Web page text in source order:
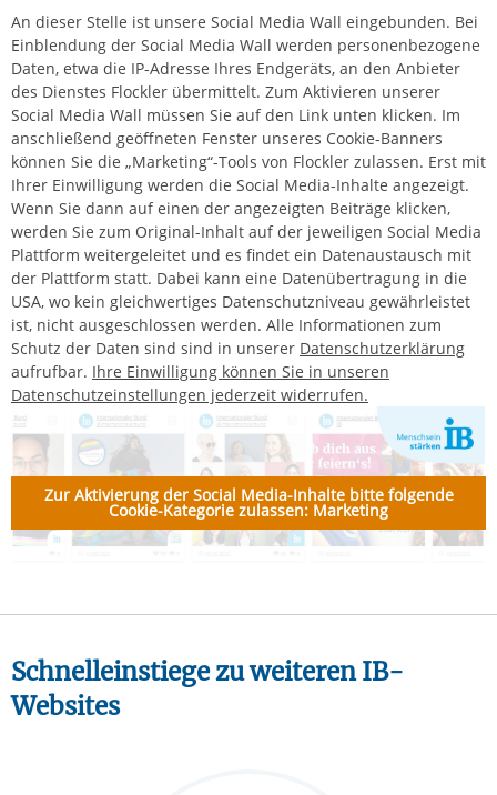
An dieser Stelle ist unsere Social Media Wall eingebunden. Bei
Einblendung der Social Media Wall werden personenbezogene
Daten, etwa die IP-Adresse Ihres Endgeräts, an den Anbieter
des Dienstes Flockler übermittelt. Zum Aktivieren unserer
Social Media Wall müssen Sie auf den Link unten klicken. Im
anschließend geöffneten Fenster unseres Cookie-Banners
können Sie die „Marketing“-Tools von Flockler zulassen. Erst mit
Ihrer Einwilligung werden die Social Media-Inhalte angezeigt.
Wenn Sie dann auf einen der angezeigten Beiträge klicken,
werden Sie zum Original-Inhalt auf der jeweiligen Social Media
Plattform weitergeleitet und es findet ein Datenaustausch mit
der Plattform statt. Dabei kann eine Datenübertragung in die
USA, wo kein gleichwertiges Datenschutzniveau gewährleistet
ist, nicht ausgeschlossen werden. Alle Informationen zum
Schutz der Daten sind sind in unserer Datenschutzerklärung
aufrufbar. Ihre Einwilligung können Sie in unseren
Datenschutzeinstellungen jederzeit widerrufen.
Zur Aktivierung der Social Media-Inhalte bitte folgende
Cookie-Kategorie zulassen: Marketing
Schnelleinstiege zu weiteren IB-
Websites